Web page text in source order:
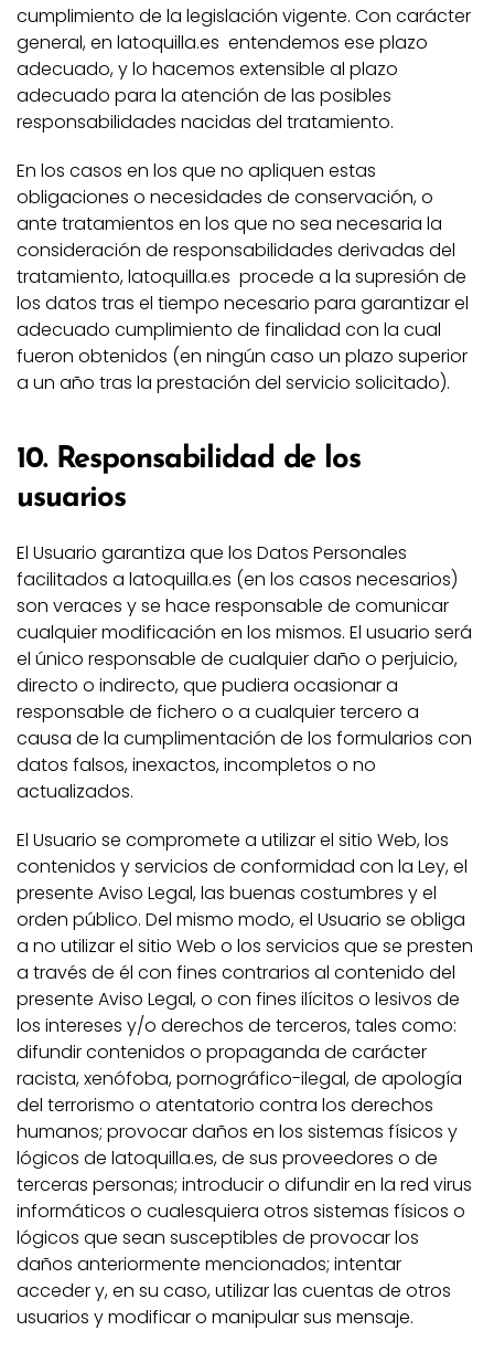
cumplimiento de la legislación vigente. Con carácter
general, en latoquilla.es entendemos ese plazo
adecuado, y lo hacemos extensible al plazo
adecuado para la atención de las posibles
responsabilidades nacidas del tratamiento.
En los casos en los que no apliquen estas
obligaciones o necesidades de conservación, o
ante tratamientos en los que no sea necesaria la
consideración de responsabilidades derivadas del
tratamiento, latoquilla.es procede a la supresión de
los datos tras el tiempo necesario para garantizar el
adecuado cumplimiento de finalidad con la cual
fueron obtenidos (en ningún caso un plazo superior
a un año tras la prestación del servicio solicitado).
10. Responsabilidad de los
usuarios
El Usuario garantiza que los Datos Personales
facilitados a latoquilla.es (en los casos necesarios)
son veraces y se hace responsable de comunicar
cualquier modificación en los mismos. El usuario será
el único responsable de cualquier daño o perjuicio,
directo o indirecto, que pudiera ocasionar a
responsable de fichero o a cualquier tercero a
causa de la cumplimentación de los formularios con
datos falsos, inexactos, incompletos o no
actualizados.
El Usuario se compromete a utilizar el sitio Web, los
contenidos y servicios de conformidad con la Ley, el
presente Aviso Legal, las buenas costumbres y el
orden público. Del mismo modo, el Usuario se obliga
a no utilizar el sitio Web o los servicios que se presten
a través de él con fines contrarios al contenido del
presente Aviso Legal, o con fines ilícitos o lesivos de
los intereses y/o derechos de terceros, tales como:
difundir contenidos o propaganda de carácter
racista, xenófoba, pornográfico-ilegal, de apología
del terrorismo o atentatorio contra los derechos
humanos; provocar daños en los sistemas físicos y
lógicos de latoquilla.es, de sus proveedores o de
terceras personas; introducir o difundir en la red virus
informáticos o cualesquiera otros sistemas físicos o
lógicos que sean susceptibles de provocar los
daños anteriormente mencionados; intentar
acceder y, en su caso, utilizar las cuentas de otros
usuarios y modificar o manipular sus mensaje.